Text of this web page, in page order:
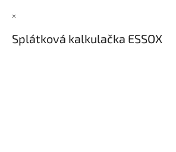
×
Splátková kalkulačka ESSOX